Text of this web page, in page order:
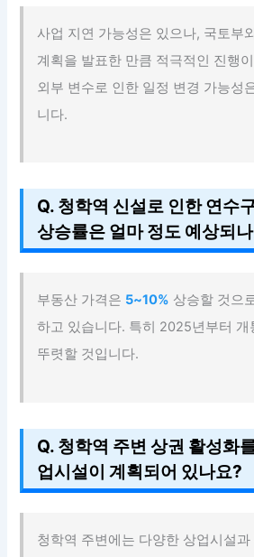
사업 지연 가능성은 있으나, 국토부
계획을 발표한 만큼 적극적인 진행
외부 변수로 인한 일정 변경 가능성
니다.
Q. 청학역 신설로 인한 연수
상승률은 얼마 정도 예상되
부동산 가격은 5~10% 상승할 것으
하고 있습니다. 특히 2025년부터
뚜렷할 것입니다.
Q. 청학역 주변 상권 활성화
업시설이 계획되어 있나요?
청학역 주변에는 다양한 상업시설